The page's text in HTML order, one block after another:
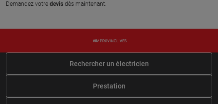
Demandez votre devis dès maintenant.
Rechercher un électricien
Prestation